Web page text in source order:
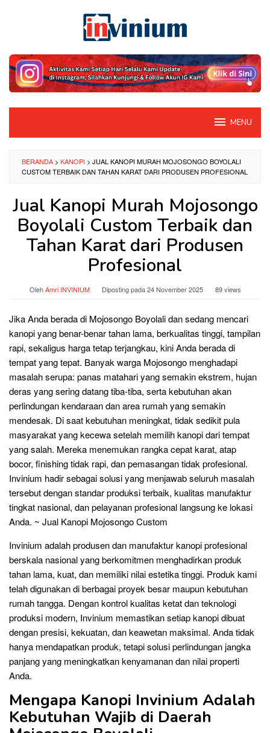
MENU
BERANDA > KANOPI > JUAL KANOPI MURAH MOJOSONGO BOYOLALI
CUSTOM TERBAIK DAN TAHAN KARAT DARI PRODUSEN PROFESIONAL
Jual Kanopi Murah Mojosongo
Boyolali Custom Terbaik dan
Tahan Karat dari Produsen
Profesional
OlehAmri INVINIUM Diposting pada24 November 2025 89 views
Jika Anda berada di Mojosongo Boyolali dan sedang mencari
kanopi yang benar-benar tahan lama, berkualitas tinggi, tampilan
rapi, sekaligus harga tetap terjangkau, kini Anda berada di
tempat yang tepat. Banyak warga Mojosongo menghadapi
masalah serupa: panas matahari yang semakin ekstrem, hujan
deras yang sering datang tiba-tiba, serta kebutuhan akan
perlindungan kendaraan dan area rumah yang semakin
mendesak. Di saat kebutuhan meningkat, tidak sedikit pula
masyarakat yang kecewa setelah memilih kanopi dari tempat
yang salah. Mereka menemukan rangka cepat karat, atap
bocor, finishing tidak rapi, dan pemasangan tidak profesional.
Invinium hadir sebagai solusi yang menjawab seluruh masalah
tersebut dengan standar produksi terbaik, kualitas manufaktur
tingkat nasional, dan pelayanan profesional langsung ke lokasi
Anda. ~ Jual Kanopi Mojosongo Custom
Invinium adalah produsen dan manufaktur kanopi profesional
berskala nasional yang berkomitmen menghadirkan produk
tahan lama, kuat, dan memiliki nilai estetika tinggi. Produk kami
telah digunakan di berbagai proyek besar maupun kebutuhan
rumah tangga. Dengan kontrol kualitas ketat dan teknologi
produksi modern, Invinium memastikan setiap kanopi dibuat
dengan presisi, kekuatan, dan keawetan maksimal. Anda tidak
hanya mendapatkan produk, tetapi solusi perlindungan jangka
panjang yang meningkatkan kenyamanan dan nilai properti
Anda.
Mengapa Kanopi Invinium Adalah
Kebutuhan Wajib di Daerah